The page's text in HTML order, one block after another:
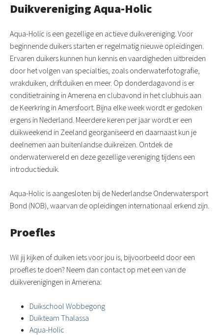
Duikvereniging Aqua-Holic
Aqua-Holic is een gezellige en actieve duikvereniging. Voor
beginnende duikers starten er regelmatig nieuwe opleidingen.
Ervaren duikers kunnen hun kennis en vaardigheden uitbreiden
door het volgen van specialties, zoals onderwaterfotografie,
wrakduiken, driftduiken en meer. Op donderdagavond is er
conditietraining in Amerena en clubavond in het clubhuis aan
de Keerkring in Amersfoort. Bijna elke week wordt er gedoken
ergens in Nederland. Meerdere keren per jaar wordt er een
duikweekend in Zeeland georganiseerd en daarnaast kun je
deelnemen aan buitenlandse duikreizen. Ontdek de
onderwaterwereld en deze gezellige vereniging tijdens een
introductieduik.
Aqua-Holic is aangesloten bij de Nederlandse Onderwatersport
Bond (NOB), waarvan de opleidingen internationaal erkend zijn.
Proefles
Wil jij kijken of duiken iets voor jou is, bijvoorbeeld door een
proefles te doen? Neem dan contact op met een van de
duikverenigingen in Amerena:
Duikschool Wobbegong
Duikteam Thalassa
Aqua-Holic